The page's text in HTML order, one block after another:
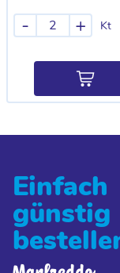
Kt
- +
Einfach
günstig